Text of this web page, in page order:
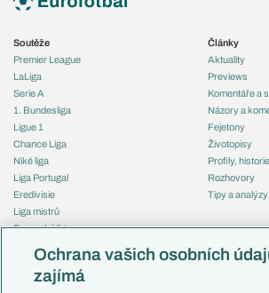
Soutěže
Premier League
LaLiga
Serie A
1. Bundesliga
Ligue 1
Chance Liga
Niké liga
Liga Portugal
Eredivisie
Liga mistrů
Evropská liga
Mistrovství světa
Liga národů
Články
Aktuality
Previews
Komentáře a
Názory a
Fejetony
Životopisy
Profily, historie
Rozhovory
Tipy a analýzy
Česko
Ochrana vašich osobních
zajímá